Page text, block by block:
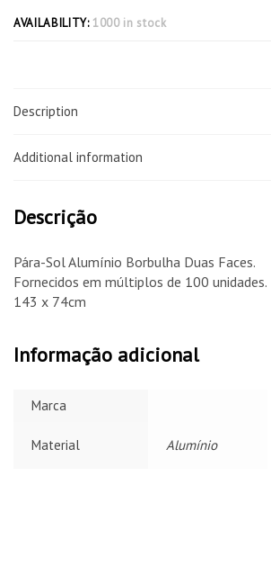
AVAILABILITY: 1000 in stock
Description
Additional information
Descrição
Pára-Sol Alumínio Borbulha Duas Faces.
Fornecidos em múltiplos de 100 unidades.
143 x 74cm
Informação adicional
Marca
Material Alumínio